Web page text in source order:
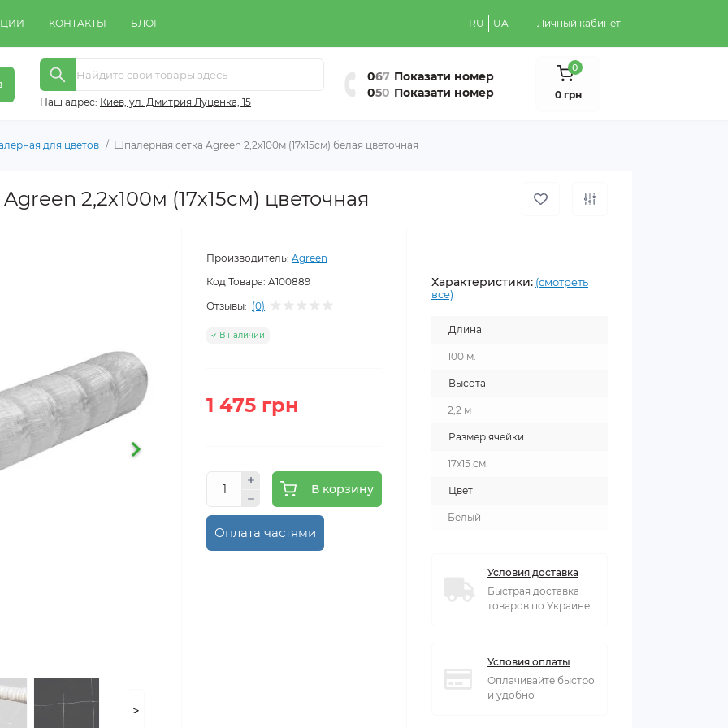
КОНТАКТЫ БЛОГ RU UA Личный кабинет
Наш адрес: Киeв, ул. Дмитрия Луценка, 15
067 Показати номер
050 Показати номер
0
0 грн
для цветов Шпалерная сетка Agreen 2,2х100м (17х15см) белая цветочная
2,2х100м (17х15см) цветочная
>
Производитель: Agreen
Код Товара: A100889
Отзывы: (0)
В наличии
1 475 грн
В корзину
Оплата частями
Характеристики: (смотреть
все)
Длина
100 м.
Высота
2,2 м
Размер ячейки
17х15 см.
Цвет
Белый
Условия доставка
Быстрая доставка
товаров по Украине
Условия оплаты
Оплачивайте быстро
и удобно